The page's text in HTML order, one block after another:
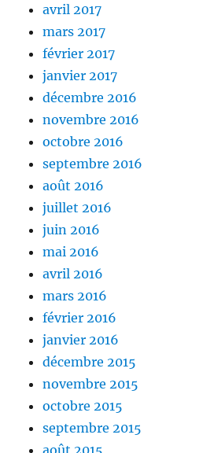
avril 2017
mars 2017
février 2017
janvier 2017
décembre 2016
novembre 2016
octobre 2016
septembre 2016
août 2016
juillet 2016
juin 2016
mai 2016
avril 2016
mars 2016
février 2016
janvier 2016
décembre 2015
novembre 2015
octobre 2015
septembre 2015
août 2015